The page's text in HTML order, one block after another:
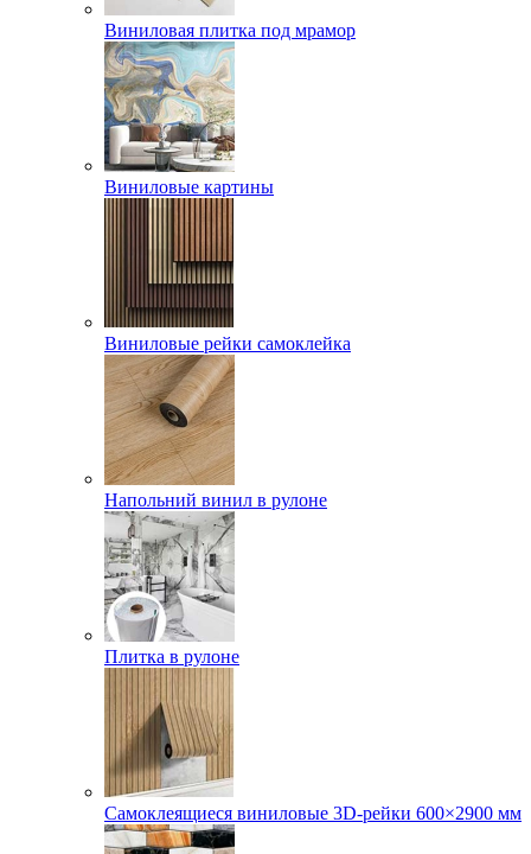
Виниловая плитка под мрамор
Виниловые картины
Виниловые рейки самоклейка
Напольний винил в рулоне
Плитка в рулоне
Самоклеящиеся виниловые 3D‑рейки 600×2900 мм